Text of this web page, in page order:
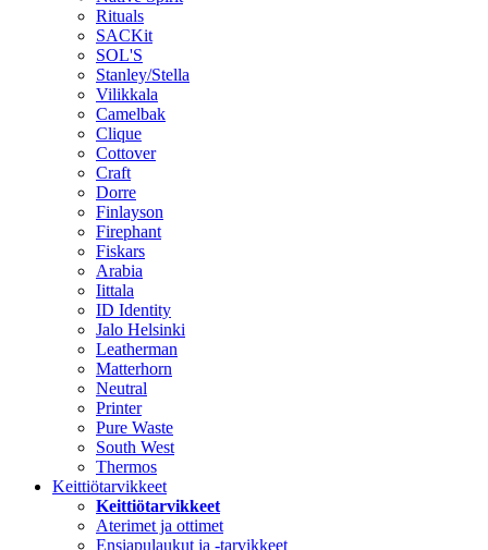
Rituals
SACKit
SOL'S
Stanley/Stella
Vilikkala
Camelbak
Clique
Cottover
Craft
Dorre
Finlayson
Firephant
Fiskars
Arabia
Iittala
ID Identity
Jalo Helsinki
Leatherman
Matterhorn
Neutral
Printer
Pure Waste
South West
Thermos
Keittiötarvikkeet
Keittiötarvikkeet
Aterimet ja ottimet
Ensiapulaukut ja -tarvikkeet